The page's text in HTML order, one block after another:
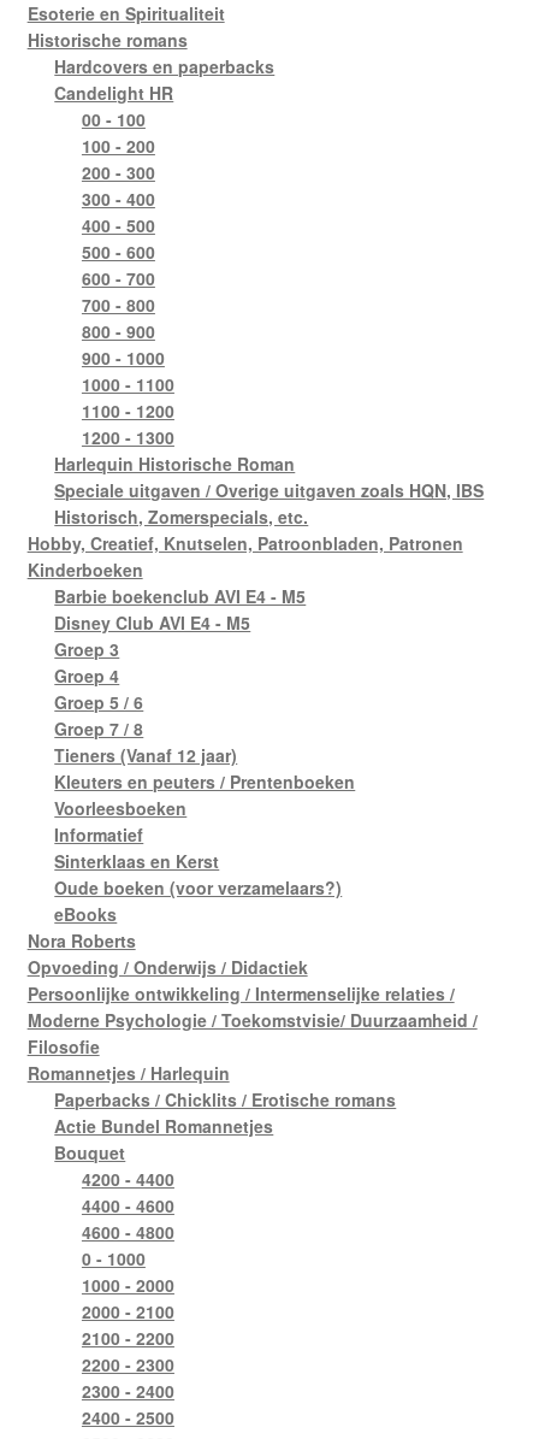
Esoterie en Spiritualiteit
Historische romans
Hardcovers en paperbacks
Candelight HR
00 - 100
100 - 200
200 - 300
300 - 400
400 - 500
500 - 600
600 - 700
700 - 800
800 - 900
900 - 1000
1000 - 1100
1100 - 1200
1200 - 1300
Harlequin Historische Roman
Speciale uitgaven / Overige uitgaven zoals HQN, IBS
Historisch, Zomerspecials, etc.
Hobby, Creatief, Knutselen, Patroonbladen, Patronen
Kinderboeken
Barbie boekenclub AVI E4 - M5
Disney Club AVI E4 - M5
Groep 3
Groep 4
Groep 5 / 6
Groep 7 / 8
Tieners (Vanaf 12 jaar)
Kleuters en peuters / Prentenboeken
Voorleesboeken
Informatief
Sinterklaas en Kerst
Oude boeken (voor verzamelaars?)
eBooks
Nora Roberts
Opvoeding / Onderwijs / Didactiek
Persoonlijke ontwikkeling / Intermenselijke relaties /
Moderne Psychologie / Toekomstvisie/ Duurzaamheid /
Filosofie
Romannetjes / Harlequin
Paperbacks / Chicklits / Erotische romans
Actie Bundel Romannetjes
Bouquet
4200 - 4400
4400 - 4600
4600 - 4800
0 - 1000
1000 - 2000
2000 - 2100
2100 - 2200
2200 - 2300
2300 - 2400
2400 - 2500